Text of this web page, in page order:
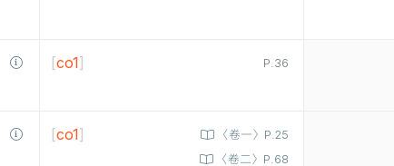
P.36
[co1]
〈卷一〉P.25
〈卷二〉P.68
[co1]